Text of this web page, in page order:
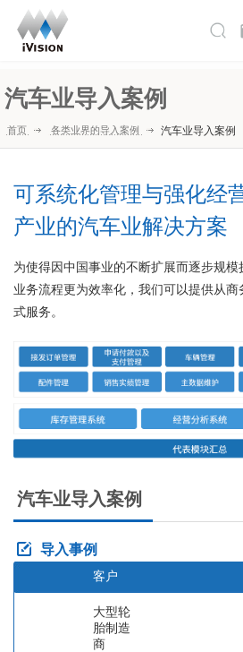
汽车业导入案例
首页 各类业界的导入案例 汽车业导入案例
可系统化管理与强化经
产业的汽车业解决方案
为使得因中国事业的不断扩展而逐步规
业务流程更为效率化，我们可以提供从
式服务。
汽车业导入案例
导入事例
客户
大型轮
胎制造
商